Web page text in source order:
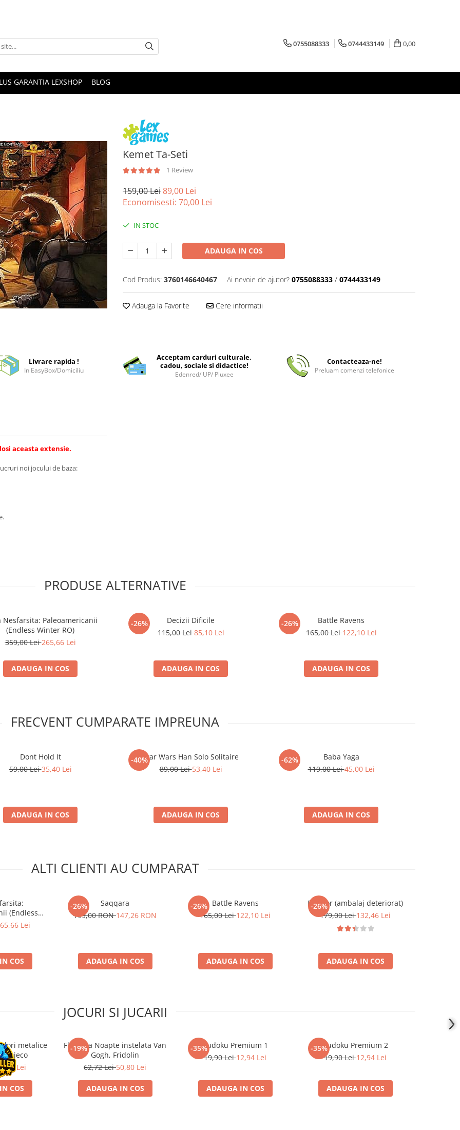
0755088333 0744433149 0,00
GARANTIA LEXSHOP BLOG
Kemet Ta-Seti
1 Review
159,00 Lei89,00 Lei
Economisesti: 70,00 Lei
IN STOC
ADAUGA IN COS
Cod Produs: 3760146640467 Ai nevoie de ajutor? 0755088333 / 0744433149
Adauga la Favorite Cere informatii
Livrare rapida !
In EasyBox/Domiciliu
Acceptam carduri culturale,
cadou, sociale si didactice!
Edenred/ UP/ Pluxee
Contacteaza-ne!
Preluam comenzi telefonice
aceasta extensie.
noi jocului de baza:
PRODUSE ALTERNATIVE
Nesfarsita: Paleoamericanii
(Endless Winter RO)
359,00 Lei265,66 Lei
ADAUGA IN COS
-26%
Decizii Dificile
115,00 Lei85,10 Lei
ADAUGA IN COS
-26%
Battle Ravens
165,00 Lei122,10 Lei
ADAUGA IN COS
FRECVENT CUMPARATE IMPREUNA
Dont Hold It
59,00 Lei35,40 Lei
ADAUGA IN COS
-40%Star Wars Han Solo Solitaire
89,00 Lei53,40 Lei
ADAUGA IN COS
-62%
Baba Yaga
119,00 Lei45,00 Lei
ADAUGA IN COS
ALTI CLIENTI AU CUMPARAT
(Endless
Lei
COS
-26%
Saqqara
199,00 RON147,26 RON
ADAUGA IN COS
-26% Battle Ravens
165,00 Lei122,10 Lei
ADAUGA IN COS
-26%
Praetor (ambalaj deteriorat)
179,00 Lei132,46 Lei
ADAUGA IN COS
JOCURI SI JUCARII
metalice
Djeco
Lei
COS
-19%
Flasneta Noapte instelata Van
Gogh, Fridolin
62,72 Lei50,80 Lei
ADAUGA IN COS
-35%Sudoku Premium 1
19,90 Lei12,94 Lei
ADAUGA IN COS
-35%Sudoku Premium 2
19,90 Lei12,94 Lei
ADAUGA IN COS